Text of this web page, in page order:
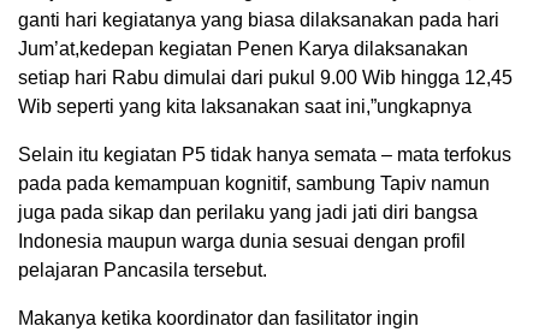
ganti hari kegiatanya yang biasa dilaksanakan pada hari
Jum’at,kedepan kegiatan Penen Karya dilaksanakan
setiap hari Rabu dimulai dari pukul 9.00 Wib hingga 12,45
Wib seperti yang kita laksanakan saat ini,”ungkapnya
Selain itu kegiatan P5 tidak hanya semata – mata terfokus
pada pada kemampuan kognitif, sambung Tapiv namun
juga pada sikap dan perilaku yang jadi jati diri bangsa
Indonesia maupun warga dunia sesuai dengan profil
pelajaran Pancasila tersebut.
Makanya ketika koordinator dan fasilitator ingin